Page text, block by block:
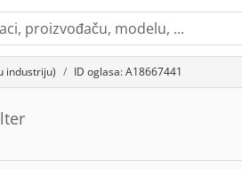
industriju) ID oglasa: A18667441